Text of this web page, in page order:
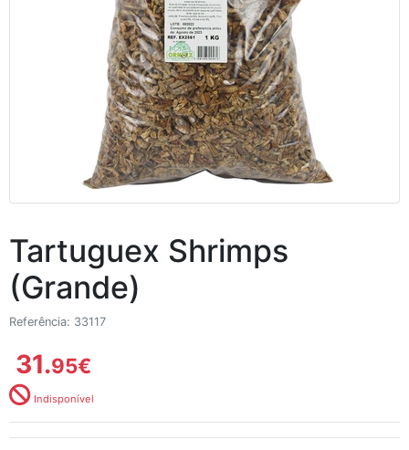
Tartuguex Shrimps
(Grande)
Referência: 33117
31.95€
Indisponível